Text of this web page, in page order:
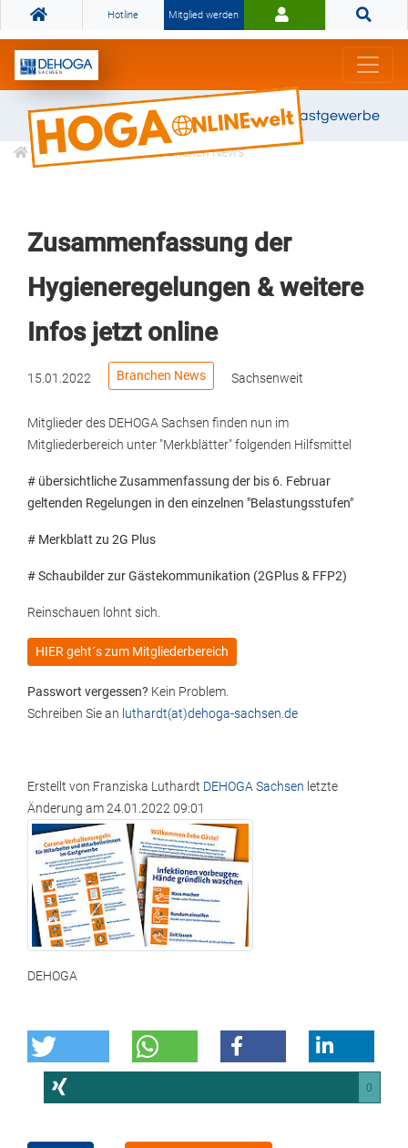
Hotline Mitglied werden
Gemeinsam stark für das Gastgewerbe
Informationen Branchen News
Zusammenfassung der
Hygieneregelungen & weitere
Infos jetzt online
15.01.2022 Branchen News Sachsenweit
Mitglieder des DEHOGA Sachsen finden nun im
Mitgliederbereich unter "Merkblätter" folgenden Hilfsmittel
# übersichtliche Zusammenfassung der bis 6. Februar
geltenden Regelungen in den einzelnen "Belastungsstufen"
# Merkblatt zu 2G Plus
# Schaubilder zur Gästekommunikation (2GPlus & FFP2)
Reinschauen lohnt sich.
HIER geht´s zum Mitgliederbereich
Passwort vergessen? Kein Problem.
Schreiben Sie an luthardt(at)dehoga-sachsen.de
Erstellt von Franziska Luthardt DEHOGA Sachsen letzte
Änderung am24.01.2022 09:01
DEHOGA
0